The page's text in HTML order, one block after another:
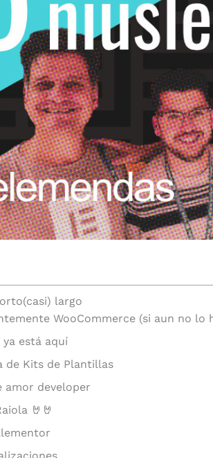
largo
WooCommerce (si aun no lo
está aquí
de Kits de Plantillas
amor developer
🤘🤘